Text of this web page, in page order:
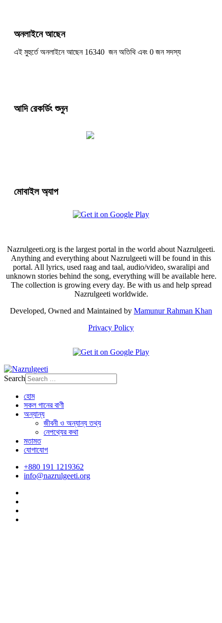
অনলাইনে আছেন
এই মুহুর্তে অনলাইনে আছেন 16340 জন অতিথি এবং 0 জন সদস্য
আদি রেকর্ডিং শুনুন
মোবাইল অ্যাপ
Nazrulgeeti.org is the largest portal in the world about Nazrulgeeti.
Anything and everything about Nazrulgeeti will be found in this
portal. All lyrics, used raag and taal, audio/video, swaralipi and
unknown stories behind the song, everything will be available here.
The collection is growing every day. Be with us and help spread
Nazrulgeeti worldwide.
Developed, Owned and Maintained by Mamunur Rahman Khan
Privacy Policy
Search
হোম
সকল গানের বাণী
অন্যান্য
জীবনী ও অন্যান্য তথ্য
নেপথ্যের কথা
মতামত
যোগাযোগ
+880 191 1219362
info@nazrulgeeti.org